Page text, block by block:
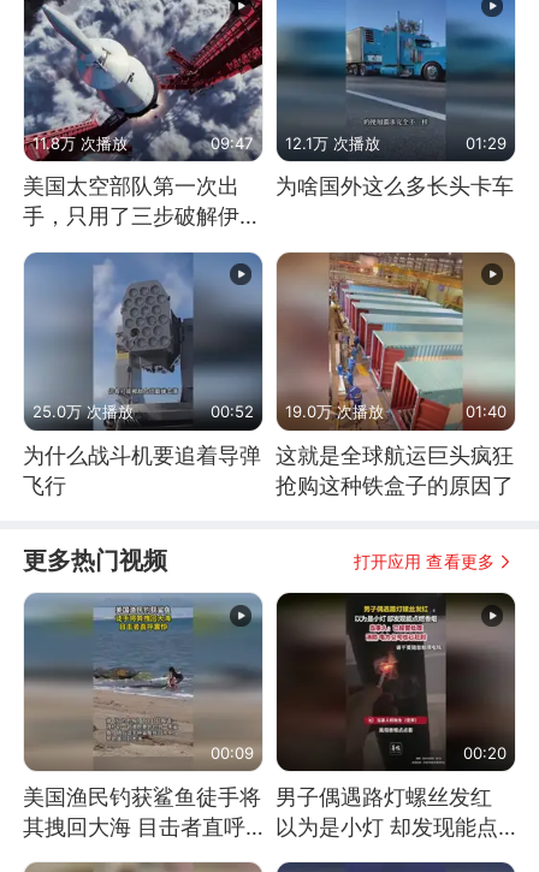
11.8万 次播放 09:47
美国太空部队第一次出
手，只用了三步破解伊朗
12.1万 次播放 01:29
为啥国外这么多长头卡车
25.0万 次播放 00:52
为什么战斗机要追着导弹
飞行
19.0万 次播放 01:40
这就是全球航运巨头疯狂
抢购这种铁盒子的原因了
更多热门视频 打开应用 查看更多
00:09
美国渔民钓获鲨鱼徒手将
其拽回大海 目击者直呼
震惊 （视频来源：参考
00:20
男子偶遇路灯螺丝发红
以为是小灯 却发现能点
燃香烟 当事人：已报警